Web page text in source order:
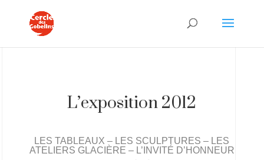
L’exposition 2012
LES TABLEAUX – LES SCULPTURES – LES
ATELIERS GLACIÈRE – L’INVITÉ D’HONNEUR